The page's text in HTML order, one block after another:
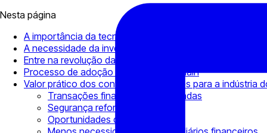
Nesta página
A importância da tecnologia blockchain para as finanças
A necessidade da invenção da blockchain
Entre na revolução da blockchain
Processo de adoção lento da blockchain
Valor prático dos contratos inteligentes para a indústria
Transações financeiras aumentadas
Segurança reforçada
Oportunidades de automação